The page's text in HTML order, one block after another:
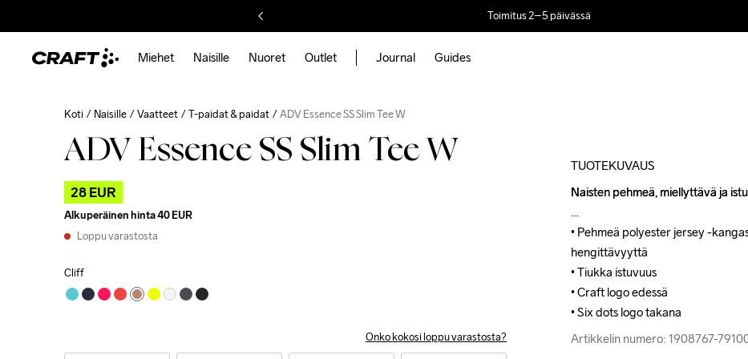
Toimitus 2–5 päivässä
Miehet Naisille Nuoret Outlet Journal Guides
Koti Naisille Vaatteet T-paidat & paidat ADV Essence SS Slim Tee W
ADV Essence SS Slim Tee W
28 EUR
Alkuperäinen hinta40 EUR
Loppu varastosta
Cliff
Onko kokosi loppu varastosta?
TUOTEKUVAUS
Naisten pehmeä, miellyttävä ja
• Pehmeä polyester jersey -
hengittävyyttä
• Tiukka istuvuus
• Craft logo edessä
• Six dots logo takana
Artikkelin numero: 1908767-
Naisten pehmeä, miellyttävä ja
• Pehmeä polyester jersey -
hengittävyyttä
• Tiukka istuvuus
• Craft logo edessä
• Six dots logo takana
Artikkelin numero: 1908767-